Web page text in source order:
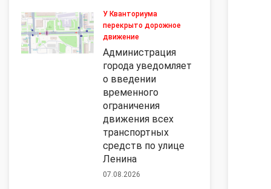
У Кванториума
перекрыто дорожное
движение
Администрация
города уведомляет
о введении
временного
ограничения
движения всех
транспортных
средств по улице
Ленина
07.08.2026